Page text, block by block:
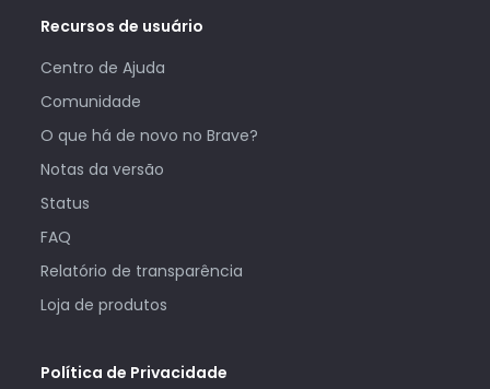
Recursos de usuário
Centro de Ajuda
Comunidade
O que há de novo no Brave?
Notas da versão
Status
FAQ
Relatório de transparência
Loja de produtos
Política de Privacidade